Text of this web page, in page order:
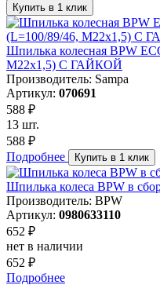
Купить в 1 клик
Шпилька колесная BPW
M22x1,5) С ГАЙКОЙ
Производитель: Sampa
Артикул: 070691
588 ₽
13 шт.
588 ₽
Подробнее
Купить в 1 клик
Шпилька колеса BPW в
Производитель: BPW
Артикул: 0980633110
652 ₽
нет в наличии
652 ₽
Подробнее